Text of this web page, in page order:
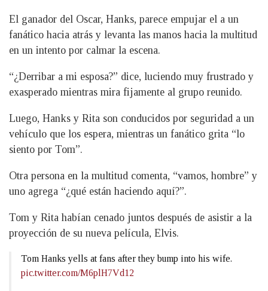
El ganador del Oscar, Hanks, parece empujar el a un
fanático hacia atrás y levanta las manos hacia la multitud
en un intento por calmar la escena.
“¿Derribar a mi esposa?” dice, luciendo muy frustrado y
exasperado mientras mira fijamente al grupo reunido.
Luego, Hanks y Rita son conducidos por seguridad a un
vehículo que los espera, mientras un fanático grita “lo
siento por Tom”.
Otra persona en la multitud comenta, “vamos, hombre” y
uno agrega “¿qué están haciendo aquí?”.
Tom y Rita habían cenado juntos después de asistir a la
proyección de su nueva película, Elvis.
Tom Hanks yells at fans after they bump into his wife.
pic.twitter.com/M6plH7Vd12